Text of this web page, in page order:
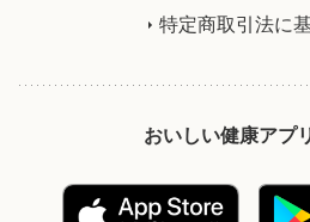
特定商取引法に
おいしい健康アプ